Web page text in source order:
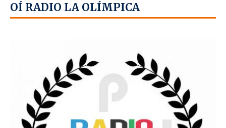
OÍ RADIO LA OLÍMPICA